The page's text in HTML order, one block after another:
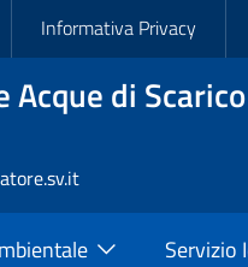
Slim
Informativa Privacy
di
Servizio